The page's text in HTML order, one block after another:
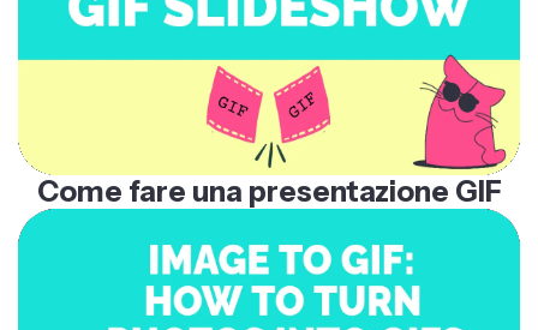
Come fare una presentazione GIF